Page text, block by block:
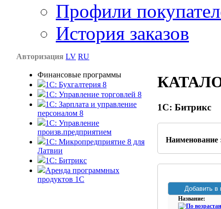
Профили
История заказов
Авторизация LV RU
Финансовые программы
1С: Бухгалтерия 8
1C: Управление торговлей 8
1C: Зарплата и управление
персоналом 8
1C: Управление
произв.предприятием
1С: Микропредприятие 8 для
Латвии
1C: Битрикс
Аренда программных
продуктов 1С
1С: Битрикс
Наименование
Название: